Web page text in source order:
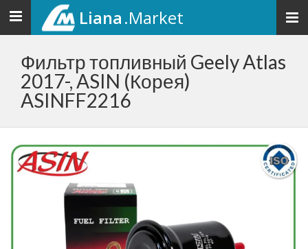
Toggle
navigation
Liana.Market
Фильтр топливный Geely Atlas
2017-, ASIN (Корея)
ASINFF2216